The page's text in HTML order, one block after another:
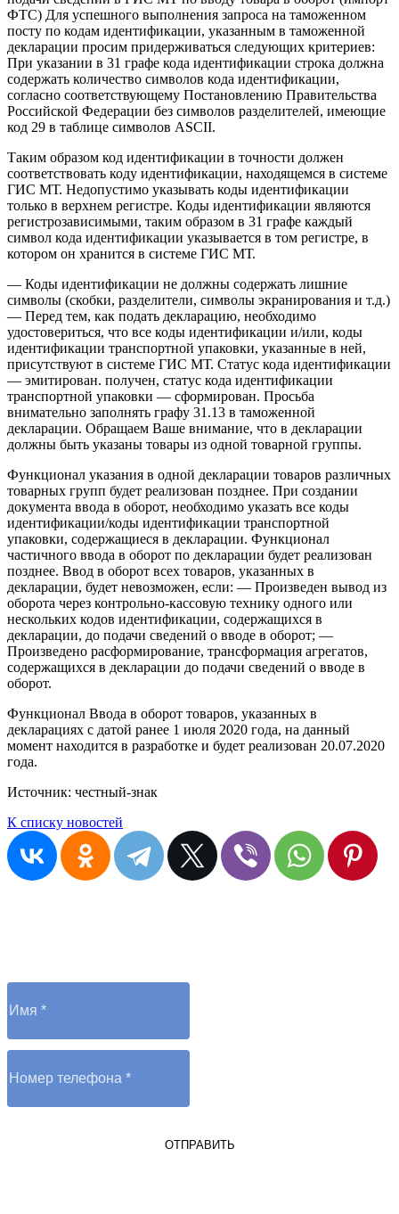
ФТС) Для успешного выполнения запроса на таможенном
посту по кодам идентификации, указанным в таможенной
декларации просим придерживаться следующих критериев:
При указании в 31 графе кода идентификации строка должна
содержать количество символов кода идентификации,
согласно соответствующему Постановлению Правительства
Российской Федерации без символов разделителей, имеющие
код 29 в таблице символов ASCII.
Таким образом код идентификации в точности должен
соответствовать коду идентификации, находящемся в системе
ГИС МТ. Недопустимо указывать коды идентификации
только в верхнем регистре. Коды идентификации являются
регистрозависимыми, таким образом в 31 графе каждый
символ кода идентификации указывается в том регистре, в
котором он хранится в системе ГИС МТ.
— Коды идентификации не должны содержать лишние
символы (скобки, разделители, символы экранирования и т.д.)
— Перед тем, как подать декларацию, необходимо
удостовериться, что все коды идентификации и/или, коды
идентификации транспортной упаковки, указанные в ней,
присутствуют в системе ГИС МТ. Статус кода идентификации
— эмитирован. получен, статус кода идентификации
транспортной упаковки — сформирован. Просьба
внимательно заполнять графу 31.13 в таможенной
декларации. Обращаем Ваше внимание, что в декларации
должны быть указаны товары из одной товарной группы.
Функционал указания в одной декларации товаров различных
товарных групп будет реализован позднее. При создании
документа ввода в оборот, необходимо указать все коды
идентификации/коды идентификации транспортной
упаковки, содержащиеся в декларации. Функционал
частичного ввода в оборот по декларации будет реализован
позднее. Ввод в оборот всех товаров, указанных в
декларации, будет невозможен, если: — Произведен вывод из
оборота через контрольно-кассовую технику одного или
нескольких кодов идентификации, содержащихся в
декларации, до подачи сведений о вводе в оборот; —
Произведено расформирование, трансформация агрегатов,
содержащихся в декларации до подачи сведений о вводе в
оборот.
Функционал Ввода в оборот товаров, указанных в
декларациях с датой ранее 1 июля 2020 года, на данный
момент находится в разработке и будет реализован 20.07.2020
года.
Источник: честный-знак
К списку новостей
ОТПРАВИТЬ